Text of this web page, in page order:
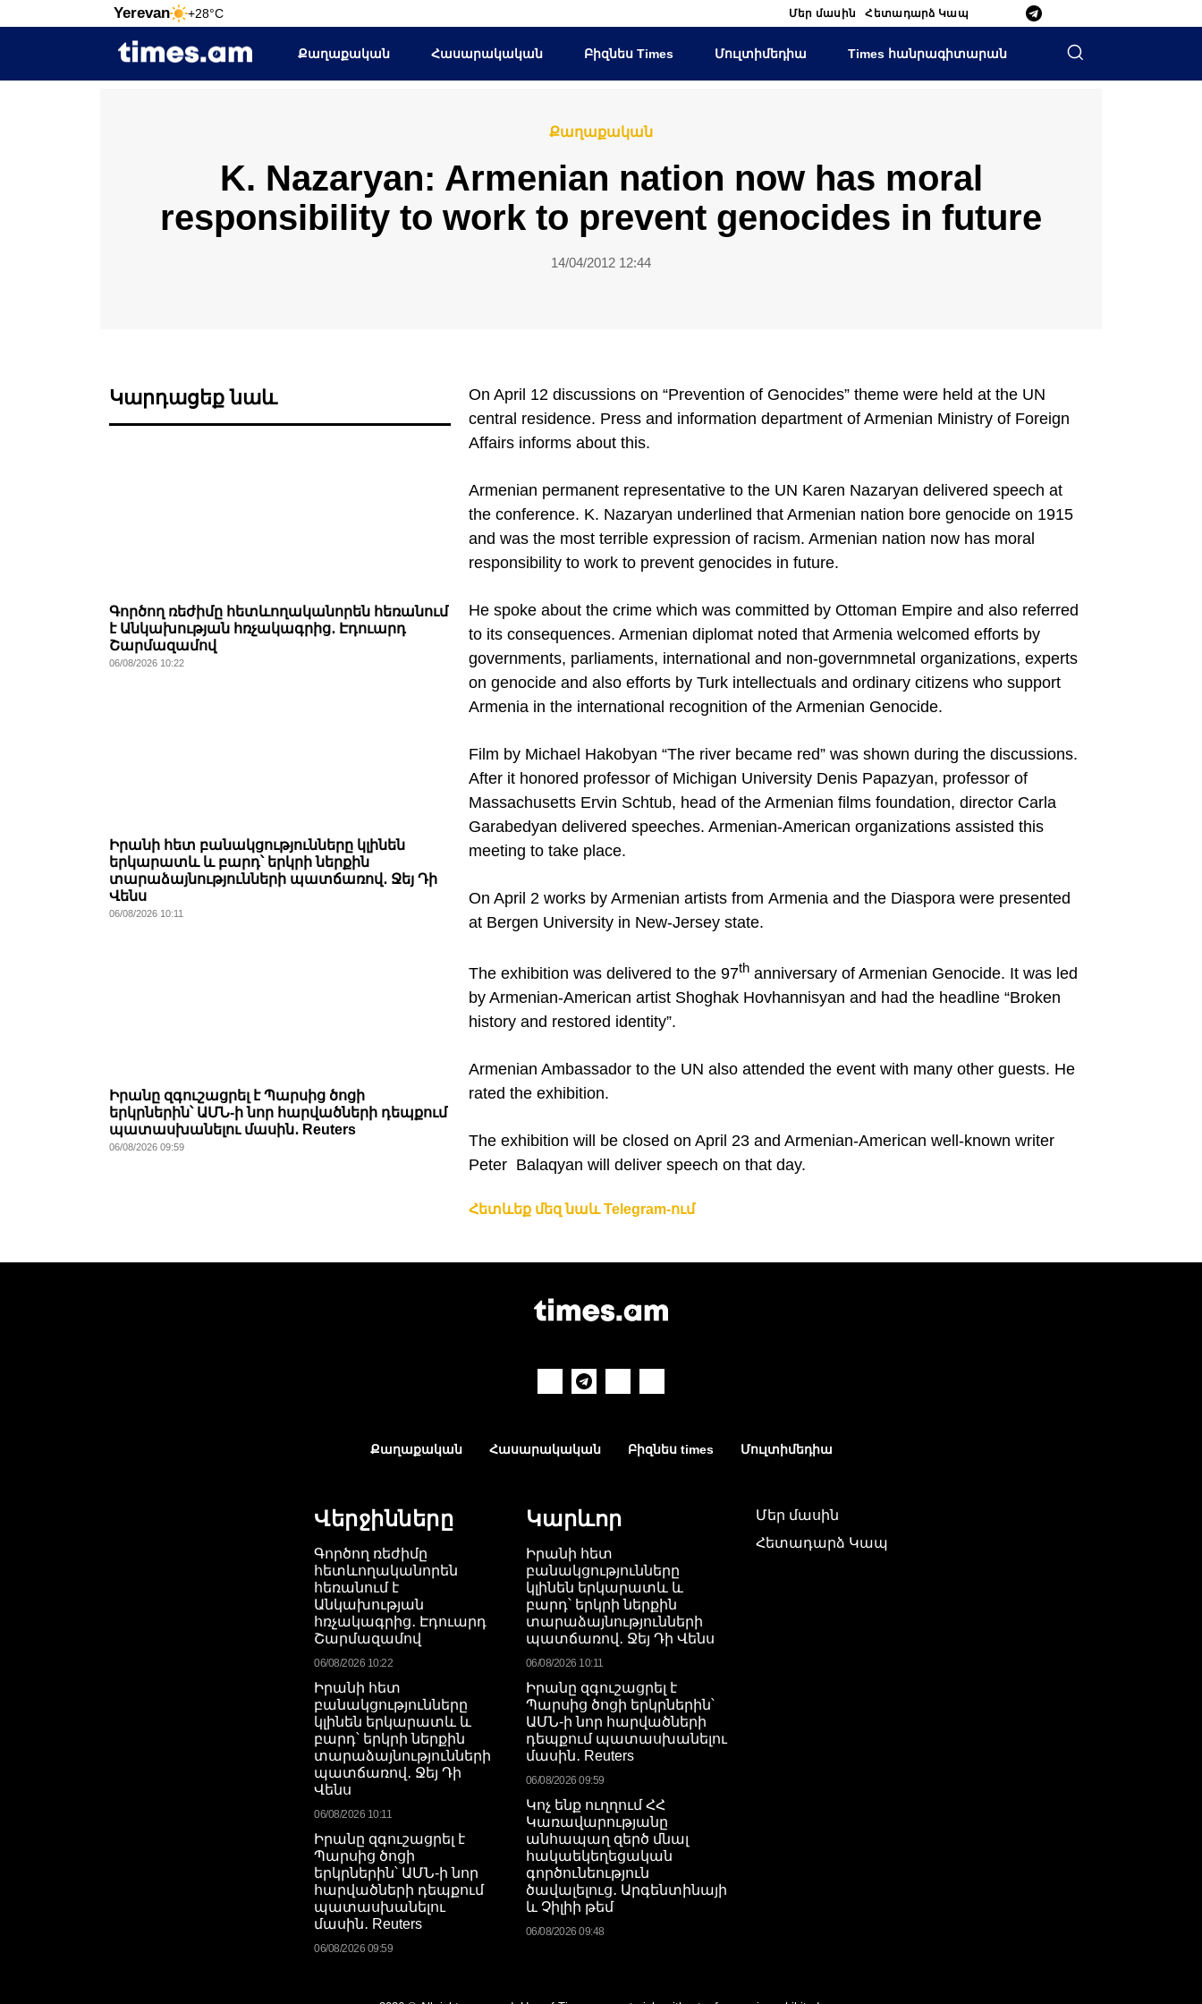
Yerevan +28°C Մեր մասին Հետադարձ Կապ
Քաղաքական Հասարակական Բիզնես Times Մուլտիմեդիա Times հանրագիտարան
Քաղաքական
K. Nazaryan: Armenian nation now has moral
responsibility to work to prevent genocides in future
14/04/2012 12:44
Կարդացեք նաև
Գործող ռեժիմը հետևողականորեն հեռանում
է Անկախության հռչակագրից․ Էդուարդ
Շարմազամով
06/08/2026 10:22
Իրանի հետ բանակցությունները կլինեն
երկարատև և բարդ՝ երկրի ներքին
տարաձայնությունների պատճառով․ Ջեյ Դի
Վենս
06/08/2026 10:11
Իրանը զգուշացրել է Պարսից ծոցի
երկրներին՝ ԱՄՆ-ի նոր հարվածների դեպքում
պատասխանելու մասին․ Reuters
06/08/2026 09:59
On April 12 discussions on “Prevention of Genocides” theme were held at the UN
central residence. Press and information department of Armenian Ministry of Foreign
Affairs informs about this.
Armenian permanent representative to the UN Karen Nazaryan delivered speech at
the conference. K. Nazaryan underlined that Armenian nation bore genocide on 1915
and was the most terrible expression of racism. Armenian nation now has moral
responsibility to work to prevent genocides in future.
He spoke about the crime which was committed by Ottoman Empire and also referred
to its consequences. Armenian diplomat noted that Armenia welcomed efforts by
governments, parliaments, international and non-governmnetal organizations, experts
on genocide and also efforts by Turk intellectuals and ordinary citizens who support
Armenia in the international recognition of the Armenian Genocide.
Film by Michael Hakobyan “The river became red” was shown during the discussions.
After it honored professor of Michigan University Denis Papazyan, professor of
Massachusetts Ervin Schtub, head of the Armenian films foundation, director Carla
Garabedyan delivered speeches. Armenian-American organizations assisted this
meeting to take place.
On April 2 works by Armenian artists from Armenia and the Diaspora were presented
at Bergen University in New-Jersey state.
The exhibition was delivered to the 97th anniversary of Armenian Genocide. It was led
by Armenian-American artist Shoghak Hovhannisyan and had the headline “Broken
history and restored identity”.
Armenian Ambassador to the UN also attended the event with many other guests. He
rated the exhibition.
The exhibition will be closed on April 23 and Armenian-American well-known writer
Peter Balaqyan will deliver speech on that day.
Հետևեք մեզ նաև Telegram-ում
Քաղաքական Հասարակական Բիզնես times Մուլտիմեդիա
Վերջինները
Գործող ռեժիմը
հետևողականորեն
հեռանում է
Անկախության
հռչակագրից․ Էդուարդ
Շարմազամով
06/08/2026 10:22
Իրանի հետ
բանակցությունները
կլինեն երկարատև և
բարդ՝ երկրի ներքին
տարաձայնությունների
պատճառով․ Ջեյ Դի
Վենս
06/08/2026 10:11
Իրանը զգուշացրել է
Պարսից ծոցի
երկրներին՝ ԱՄՆ-ի նոր
հարվածների դեպքում
պատասխանելու
մասին․ Reuters
06/08/2026 09:59
Կարևոր
Իրանի հետ
բանակցությունները
կլինեն երկարատև և
բարդ՝ երկրի ներքին
տարաձայնությունների
պատճառով․ Ջեյ Դի Վենս
06/08/2026 10:11
Իրանը զգուշացրել է
Պարսից ծոցի երկրներին՝
ԱՄՆ-ի նոր հարվածների
դեպքում պատասխանելու
մասին․ Reuters
06/08/2026 09:59
Կոչ ենք ուղղում ՀՀ
Կառավարությանը
անհապաղ զերծ մնալ
հակաեկեղեցական
գործունեություն
ծավալելուց․ Արգենտինայի
և Չիլիի թեմ
06/08/2026 09:48
Մեր մասին
Հետադարձ Կապ